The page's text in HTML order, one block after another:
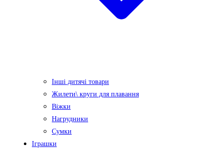
Інші дитячі товари
Жилети\ круги для плавання
Віжки
Нагрудники
Сумки
Іграшки